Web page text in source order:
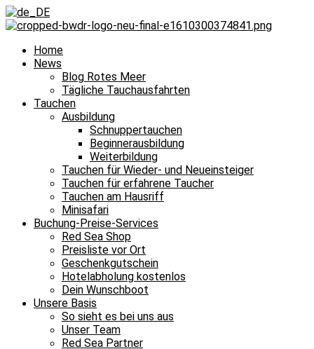
Home
News
Blog Rotes Meer
Tägliche Tauchausfahrten
Tauchen
Ausbildung
Schnuppertauchen
Beginnerausbildung
Weiterbildung
Tauchen für Wieder- und Neueinsteiger
Tauchen für erfahrene Taucher
Tauchen am Hausriff
Minisafari
Buchung-Preise-Services
Red Sea Shop
Preisliste vor Ort
Geschenkgutschein
Hotelabholung kostenlos
Dein Wunschboot
Unsere Basis
So sieht es bei uns aus
Unser Team
Red Sea Partner